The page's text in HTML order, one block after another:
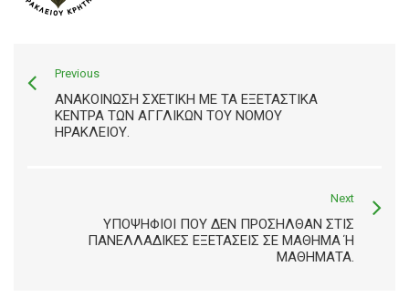
Previous
ΑΝΑΚΟΊΝΩΣΗ ΣΧΕΤΙΚΉ ΜΕ ΤΑ ΕΞΕΤΑΣΤΙΚΆ
ΚΈΝΤΡΑ ΤΩΝ ΑΓΓΛΙΚΏΝ ΤΟΥ ΝΟΜΟΎ
ΗΡΑΚΛΕΊΟΥ.
Next
ΥΠΟΨΉΦΙΟΙ ΠΟΥ ΔΕΝ ΠΡΟΣΉΛΘΑΝ ΣΤΙΣ
ΠΑΝΕΛΛΑΔΙΚΈΣ ΕΞΕΤΆΣΕΙΣ ΣΕ ΜΆΘΗΜΑ Ή Μ
ΑΘΉΜΑΤΑ.